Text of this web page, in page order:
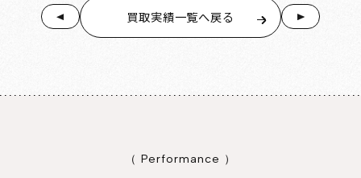
買取実績一覧へ戻る
（ Performance ）